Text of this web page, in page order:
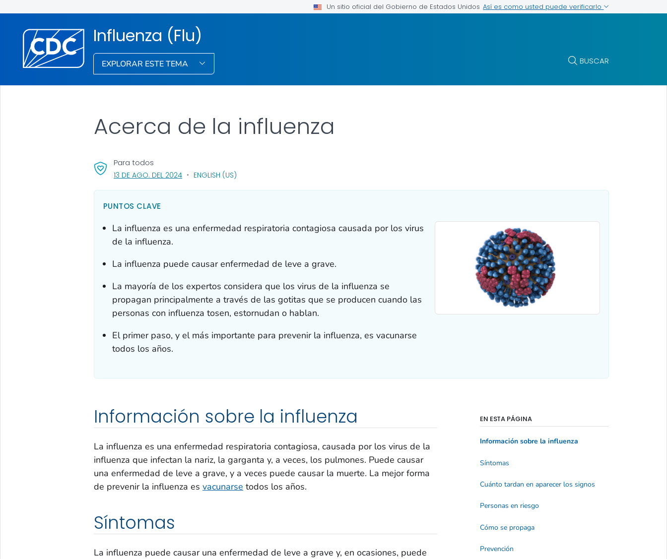
Un sitio oficial del Gobierno de Estados Unidos Así es como usted puede verificarlo
Influenza (Flu)
EXPLORAR ESTE TEMA BUSCAR
Acerca de la influenza
Para todos
13 DE AGO. DEL 2024, VISIT LINK FOR DETAILS.
ENGLISH (US)
PUNTOS CLAVE
La influenza es una enfermedad respiratoria contagiosa causada por los virus
de la influenza.
La influenza puede causar enfermedad de leve a grave.
La mayoría de los expertos considera que los virus de la influenza se
propagan principalmente a través de las gotitas que se producen cuando las
personas con influenza tosen, estornudan o hablan.
El primer paso, y el más importante para prevenir la influenza, es vacunarse
todos los años.
Información sobre la influenza
La influenza es una enfermedad respiratoria contagiosa, causada por los virus de la
influenza que infectan la nariz, la garganta y, a veces, los pulmones. Puede causar
una enfermedad de leve a grave, y a veces puede causar la muerte. La mejor forma
de prevenir la influenza es vacunarse todos los años.
Síntomas
La influenza puede causar una enfermedad de leve a grave y, en ocasiones, puede
EN ESTA PÁGINA
Información sobre la influenza
Síntomas
Cuánto tardan en aparecer los signos
Personas en riesgo
Cómo se propaga
Prevención